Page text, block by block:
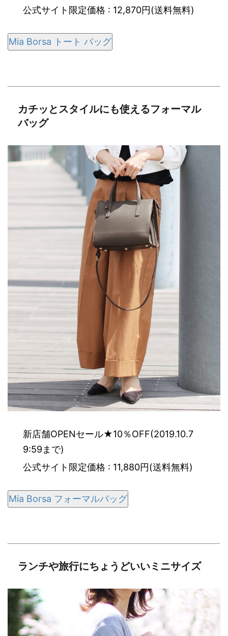
公式サイト限定価格 : 12,870円(送料無料)
Mia Borsa トート バッグ
カチッとスタイルにも使えるフォーマル
バッグ
新店舗OPENセール★10％OFF(2019.10.7
9:59まで)
公式サイト限定価格 : 11,880円(送料無料)
Mia Borsa フォーマルバッグ
ランチや旅行にちょうどいいミニサイズ